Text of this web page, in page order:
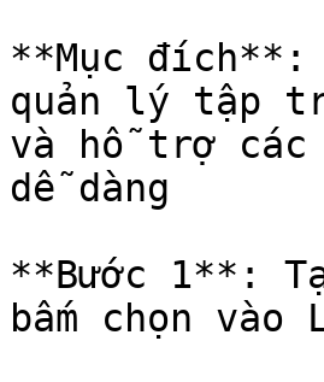
**Mục đích**:
quản lý tập
và hỗ trợ
dễ dàng
**Bước 1**:
bấm chọn vào